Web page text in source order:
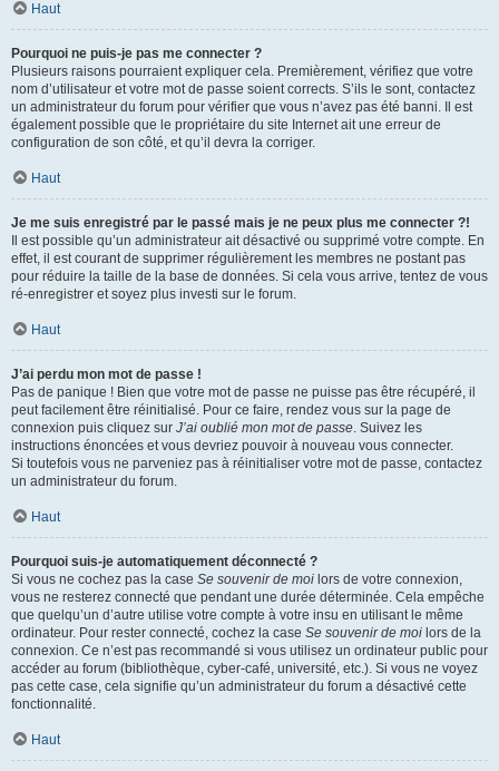
Haut
Pourquoi ne puis-je pas me connecter ?
Plusieurs raisons pourraient expliquer cela. Premièrement, vérifiez que votre
nom d’utilisateur et votre mot de passe soient corrects. S’ils le sont, contactez
un administrateur du forum pour vérifier que vous n’avez pas été banni. Il est
également possible que le propriétaire du site Internet ait une erreur de
configuration de son côté, et qu’il devra la corriger.
Haut
Je me suis enregistré par le passé mais je ne peux plus me connecter ?!
Il est possible qu’un administrateur ait désactivé ou supprimé votre compte. En
effet, il est courant de supprimer régulièrement les membres ne postant pas
pour réduire la taille de la base de données. Si cela vous arrive, tentez de vous
ré-enregistrer et soyez plus investi sur le forum.
Haut
J’ai perdu mon mot de passe !
Pas de panique ! Bien que votre mot de passe ne puisse pas être récupéré, il
peut facilement être réinitialisé. Pour ce faire, rendez vous sur la page de
connexion puis cliquez sur J’ai oublié mon mot de passe. Suivez les
instructions énoncées et vous devriez pouvoir à nouveau vous connecter.
Si toutefois vous ne parveniez pas à réinitialiser votre mot de passe, contactez
un administrateur du forum.
Haut
Pourquoi suis-je automatiquement déconnecté ?
Si vous ne cochez pas la case Se souvenir de moi lors de votre connexion,
vous ne resterez connecté que pendant une durée déterminée. Cela empêche
que quelqu’un d’autre utilise votre compte à votre insu en utilisant le même
ordinateur. Pour rester connecté, cochez la case Se souvenir de moi lors de la
connexion. Ce n’est pas recommandé si vous utilisez un ordinateur public pour
accéder au forum (bibliothèque, cyber-café, université, etc.). Si vous ne voyez
pas cette case, cela signifie qu’un administrateur du forum a désactivé cette
fonctionnalité.
Haut